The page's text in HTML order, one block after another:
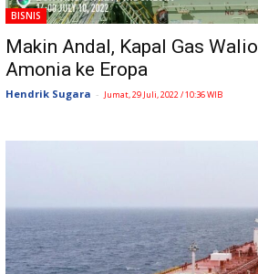
BISNIS
Makin Andal, Kapal Gas
Amonia ke Eropa
Hendrik Sugara - Jumat, 29 Juli, 2022 / 10:36 WIB